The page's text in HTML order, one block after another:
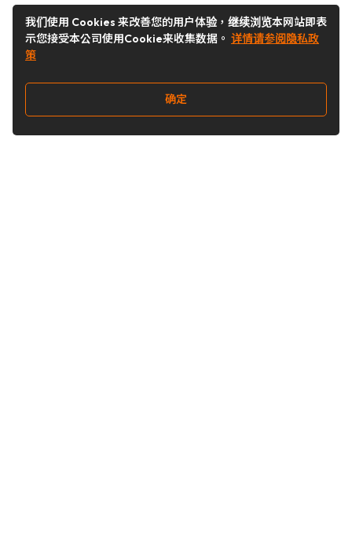
我们使用 Cookies 来改善您的用户体验，继续浏览本网站即表
示您接受本公司使用Cookie来收集数据。 详情请参阅隐私政
策
确定